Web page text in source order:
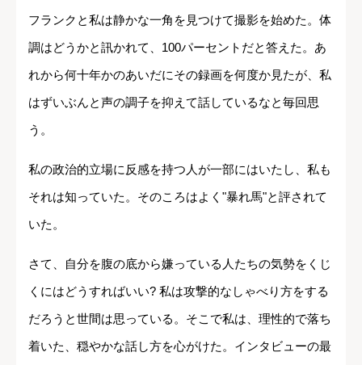
フランクと私は静かな一角を見つけて撮影を始めた。体
調はどうかと訊かれて、100パーセントだと答えた。あ
れから何十年かのあいだにその録画を何度か見たが、私
はずいぶんと声の調子を抑えて話しているなと毎回思
う。
私の政治的立場に反感を持つ人が一部にはいたし、私も
それは知っていた。そのころはよく"暴れ馬"と評されて
いた。
さて、自分を腹の底から嫌っている人たちの気勢をくじ
くにはどうすればいい? 私は攻撃的なしゃべり方をする
だろうと世間は思っている。そこで私は、理性的で落ち
着いた、穏やかな話し方を心がけた。インタビューの最